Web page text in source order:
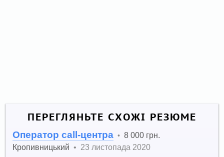
ПЕРЕГЛЯНЬТЕ СХОЖІ РЕЗЮМЕ
Оператор call-центра •8 000 грн.
Кропивницький • 23 листопада 2020